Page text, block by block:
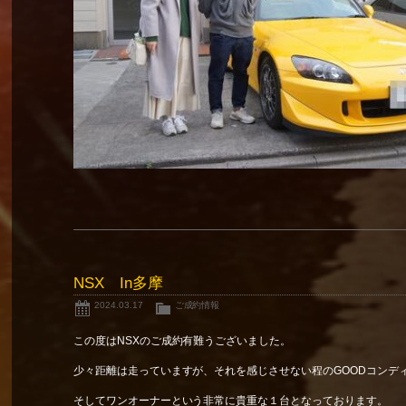
NSX In多摩
2024.03.17 ご成約情報
この度はNSXのご成約有難うございました。
少々距離は走っていますが、それを感じさせない程のGOODコンデ
そしてワンオーナーという非常に貴重な１台となっております。